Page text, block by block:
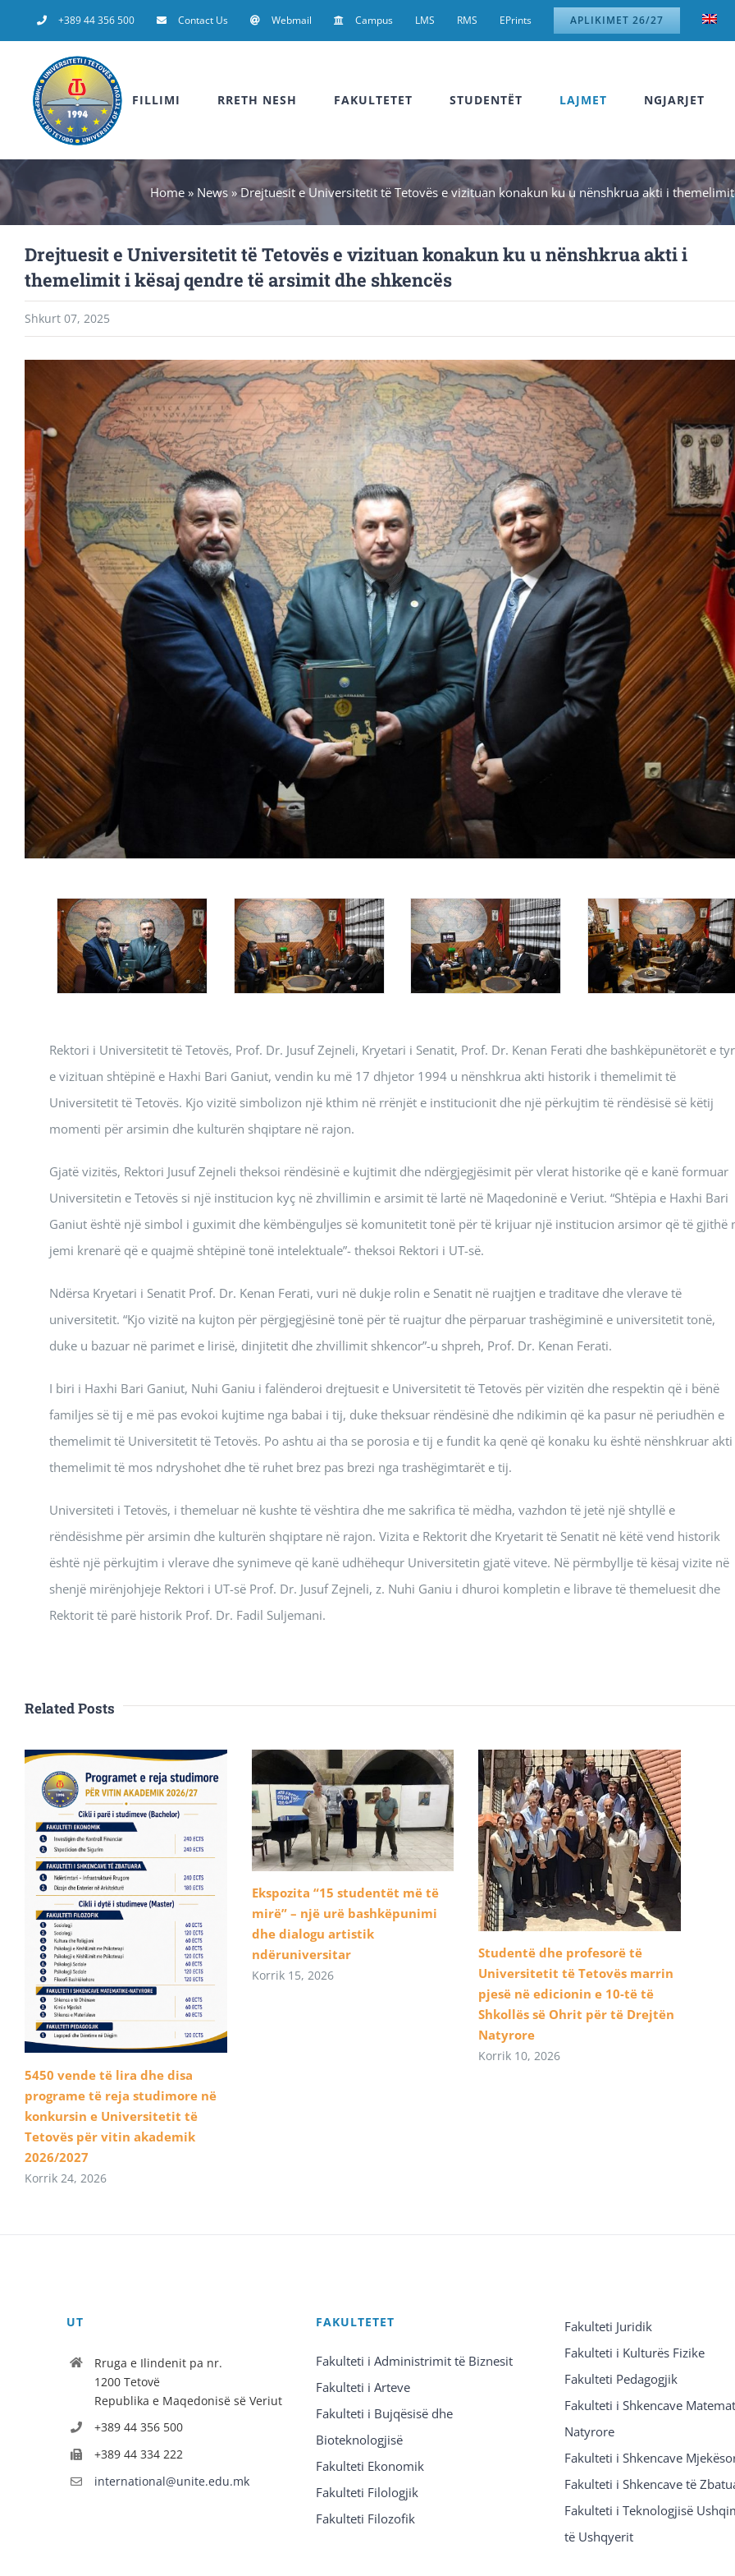
to
+389 44 356 500 Contact Us Webmail Campus LMS RMS EPrints APLIKIMET 26/27
FILLIMI RRETH NESH FAKULTETET STUDENTËT LAJMET NGJARJET
Home » News »Drejtuesit e Universitetit të Tetovës e vizituan konakun ku u nënshkrua akti i
Drejtuesit e Universitetit të Tetovës e vizituan konakun ku u nënshkrua akti i
themelimit i kësaj qendre të arsimit dhe shkencës
Shkurt 07, 2025
Image
Rektori i Universitetit të Tetovës, Prof. Dr. Jusuf Zejneli, Kryetari i Senatit, Prof. Dr. Kenan Ferati dhe bashkëpunëtorët e
e vizituan shtëpinë e Haxhi Bari Ganiut, vendin ku më 17 dhjetor 1994 u nënshkrua akti historik i themelimit të
Universitetit të Tetovës. Kjo vizitë simbolizon një kthim në rrënjët e institucionit dhe një përkujtim të rëndësisë së këtij
momenti për arsimin dhe kulturën shqiptare në rajon.
Gjatë vizitës, Rektori Jusuf Zejneli theksoi rëndësinë e kujtimit dhe ndërgjegjësimit për vlerat historike që e kanë formuar
Universitetin e Tetovës si një institucion kyç në zhvillimin e arsimit të lartë në Maqedoninë e Veriut. “Shtëpia e Haxhi Bari
Ganiut është një simbol i guximit dhe këmbënguljes së komunitetit tonë për të krijuar një institucion arsimor që të gjithë
jemi krenarë që e quajmë shtëpinë tonë intelektuale”- theksoi Rektori i UT-së.
Ndërsa Kryetari i Senatit Prof. Dr. Kenan Ferati, vuri në dukje rolin e Senatit në ruajtjen e traditave dhe vlerave të
universitetit. “Kjo vizitë na kujton për përgjegjësinë tonë për të ruajtur dhe përparuar trashëgiminë e universitetit tonë,
duke u bazuar në parimet e lirisë, dinjitetit dhe zhvillimit shkencor”-u shpreh, Prof. Dr. Kenan Ferati.
I biri i Haxhi Bari Ganiut, Nuhi Ganiu i falënderoi drejtuesit e Universitetit të Tetovës për vizitën dhe respektin që i bënë
familjes së tij e më pas evokoi kujtime nga babai i tij, duke theksuar rëndësinë dhe ndikimin që ka pasur në periudhën e
themelimit të Universitetit të Tetovës. Po ashtu ai tha se porosia e tij e fundit ka qenë që konaku ku është nënshkruar
themelimit të mos ndryshohet dhe të ruhet brez pas brezi nga trashëgimtarët e tij.
Universiteti i Tetovës, i themeluar në kushte të vështira dhe me sakrifica të mëdha, vazhdon të jetë një shtyllë e
rëndësishme për arsimin dhe kulturën shqiptare në rajon. Vizita e Rektorit dhe Kryetarit të Senatit në këtë vend historik
është një përkujtim i vlerave dhe synimeve që kanë udhëhequr Universitetin gjatë viteve. Në përmbyllje të kësaj vizite në
shenjë mirënjohjeje Rektori i UT-së Prof. Dr. Jusuf Zejneli, z. Nuhi Ganiu i dhuroi kompletin e librave të themeluesit dhe
Rektorit të parë historik Prof. Dr. Fadil Suljemani.
Related Posts
5450 vende të lira dhe disa
programe të reja studimore në
konkursin e Universitetit të
Tetovës për vitin akademik
2026/2027
Korrik 24, 2026
Ekspozita “15 studentët më të
mirë” – një urë bashkëpunimi
dhe dialogu artistik
ndëruniversitar
Korrik 15, 2026
Studentë dhe profesorë të
Universitetit të Tetovës marrin
pjesë në edicionin e 10-të të
Shkollës së Ohrit për të Drejtën
Natyrore
Korrik 10, 2026
UT
Rruga e Ilindenit pa nr.
1200 Tetovë
Republika e Maqedonisë së Veriut
+389 44 356 500
+389 44 334 222
international@unite.edu.mk
FAKULTETET
Fakulteti i Administrimit të Biznesit
Fakulteti i Arteve
Fakulteti i Bujqësisë dhe
Bioteknologjisë
Fakulteti Ekonomik
Fakulteti Filologjik
Fakulteti Filozofik
Fakulteti Juridik
Fakulteti i Kulturës Fizike
Fakulteti Pedagogjik
Fakulteti i Shkencave
Natyrore
Fakulteti i Shkencave
Fakulteti i Shkencave të
Fakulteti i Teknologjisë
të Ushqyerit